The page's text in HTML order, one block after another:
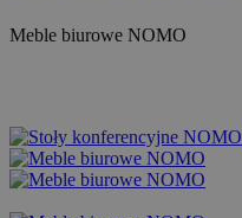
Meble biurowe NOMO